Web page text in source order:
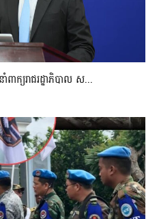
ាក្យរាជរដ្ឋាភិបាល ស...